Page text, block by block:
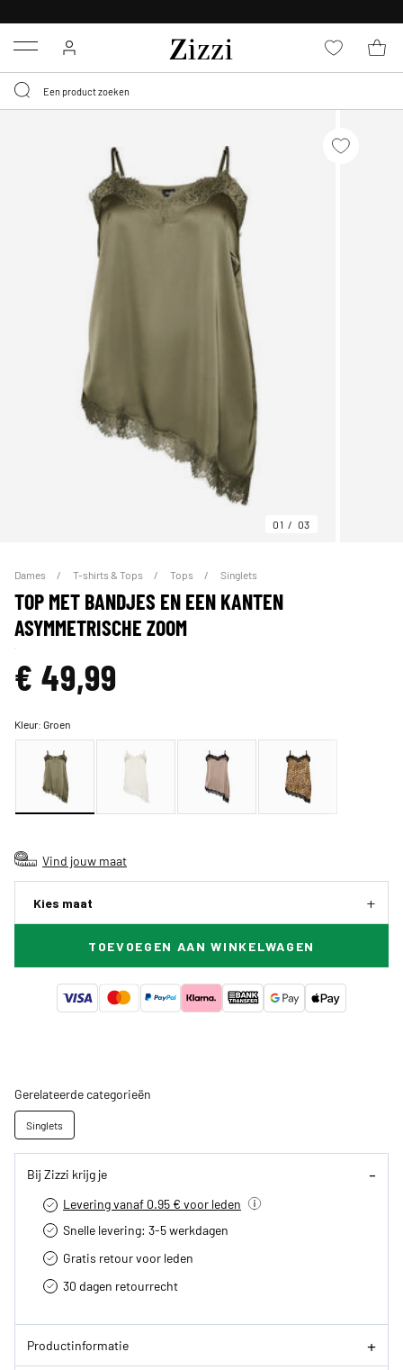
Menu
01 03
Dames T-shirts & Tops Tops Singlets
TOP MET BANDJES EN EEN KANTEN
ASYMMETRISCHE ZOOM
€ 49,99
Kleur:Groen
Vind jouw maat
Kies maat
TOEVOEGEN AAN WINKELWAGEN
Gerelateerde categorieën
Singlets
Bij Zizzi krijg je
Levering vanaf 0.95 € voor leden
Snelle levering: 3-5 werkdagen
Gratis retour voor leden
30 dagen retourrecht­
Productinformatie